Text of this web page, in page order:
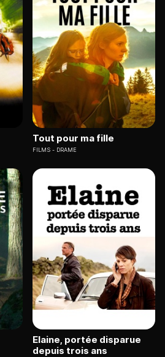
Tout pour ma fille
FILMS DRAME
Elaine, portée disparue
depuis trois ans